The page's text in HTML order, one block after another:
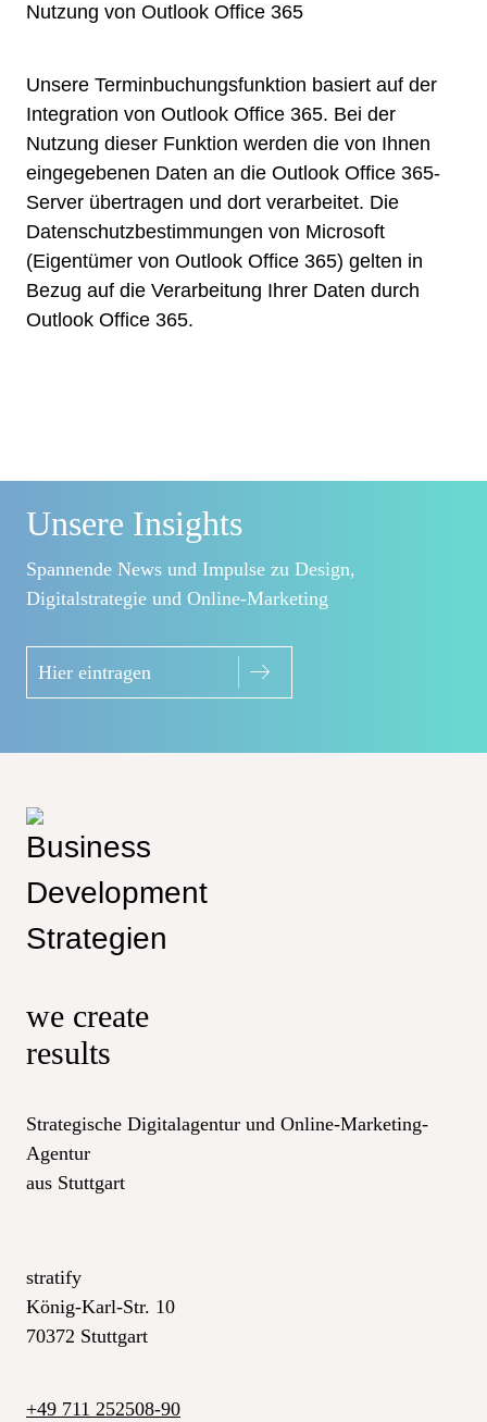
Nutzung von Outlook Office 365
Unsere Terminbuchungsfunktion basiert auf der
Integration von Outlook Office 365. Bei der
Nutzung dieser Funktion werden die von Ihnen
eingegebenen Daten an die Outlook Office 365-
Server übertragen und dort verarbeitet. Die
Datenschutzbestimmungen von Microsoft
(Eigentümer von Outlook Office 365) gelten in
Bezug auf die Verarbeitung Ihrer Daten durch
Outlook Office 365.
Unsere Insights
Spannende News und Impulse zu Design,
Digitalstrategie und Online-Marketing
Hier eintragen
we create
results
Strategische Digitalagentur und Online-Marketing-
Agentur
aus Stuttgart
stratify
König-Karl-Str. 10
70372 Stuttgart
+49 711 252508-90